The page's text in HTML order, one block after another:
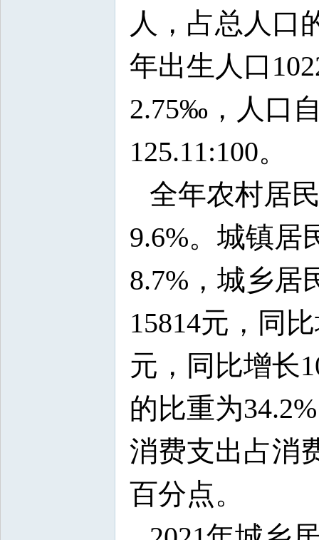
人，占总人口
年出生人口
2.75‰，人口
125.11:100。
全年农村居
9.6%。城镇居
8.7%，城乡居
15814元，同
元，同比增长
的比重为
消费支出占消
百分点。